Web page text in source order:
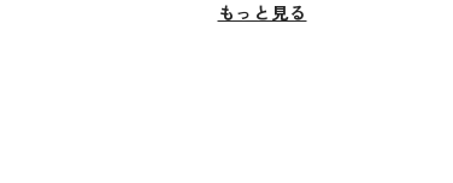
もっと見る